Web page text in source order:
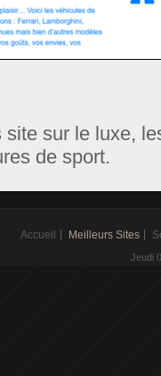
sur le luxe,
de sport.
Accueil Meilleurs Sites
Jeudi